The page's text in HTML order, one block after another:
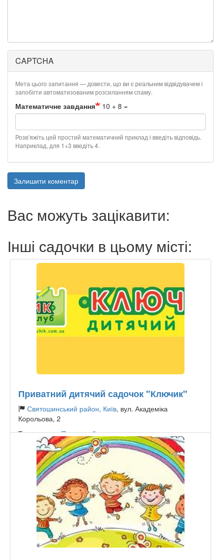
CAPTCHA
Мета цього запитання — довести, що ви є реальним відвідувачем і
запобігти автоматизованим розсиланням спаму.
Математичне завдання 10 + 8 =
Розв’яжіть цей простий математичний приклад і введіть відповідь.
Наприклад, для 1+3 введіть 4.
Залишити коментар
Вас можуть зацікавити:
Інші садочки в цьому місті:
Приватний дитячий садочок "Ключик"
Святошинський район, Київ, вул. Академіка
Корольова, 2
Тип садочку:Приватний